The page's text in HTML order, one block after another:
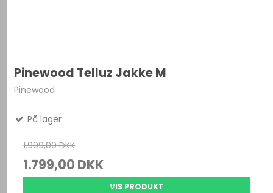
Pinewood Telluz Jakke M
Pinewood
På lager
1.999,00 DKK
1.799,00 DKK
VIS PRODUKT